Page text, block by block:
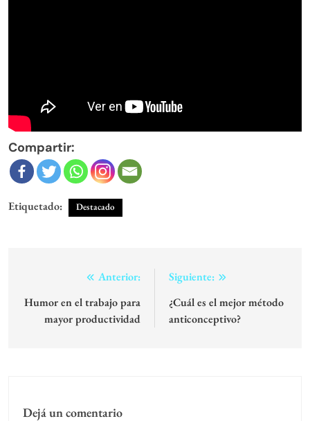
Compartir:
Etiquetado: Destacado
Navegación
de
entradas
Anterior:
Humor en el trabajo para
mayor productividad
Siguiente:
¿Cuál es el mejor método
anticonceptivo?
Dejá un comentario